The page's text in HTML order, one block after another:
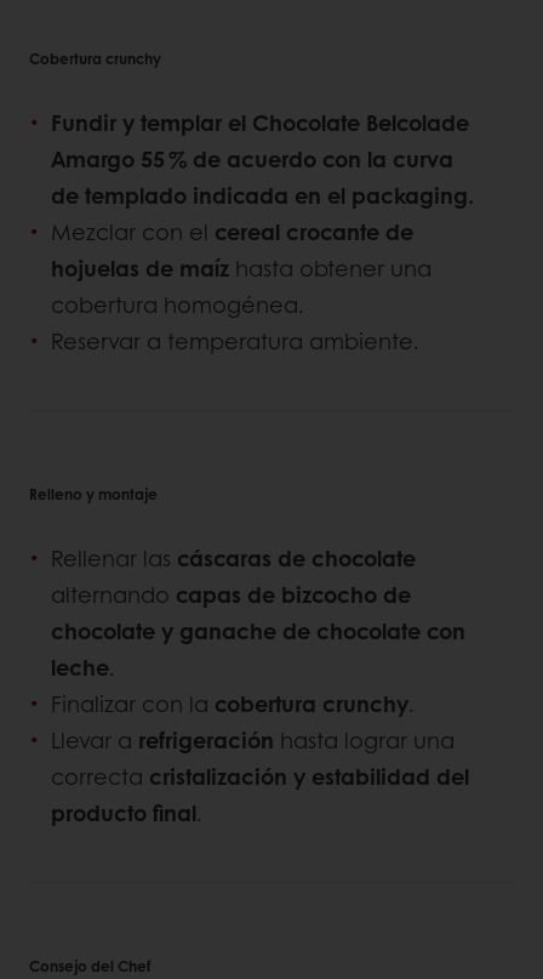
Cobertura crunchy
Fundir y templar el Chocolate Belcolade
Amargo 55 % de acuerdo con la curva
de templado indicada en el packaging.
Mezclar con el cereal crocante de
hojuelas de maíz hasta obtener una
cobertura homogénea.
Reservar a temperatura ambiente.
Relleno y montaje
Rellenar las cáscaras de chocolate
alternando capas de bizcocho de
chocolate y ganache de chocolate con
leche.
Finalizar con la cobertura crunchy.
Llevar a refrigeración hasta lograr una
correcta cristalización y estabilidad del
producto final.
Consejo del Chef